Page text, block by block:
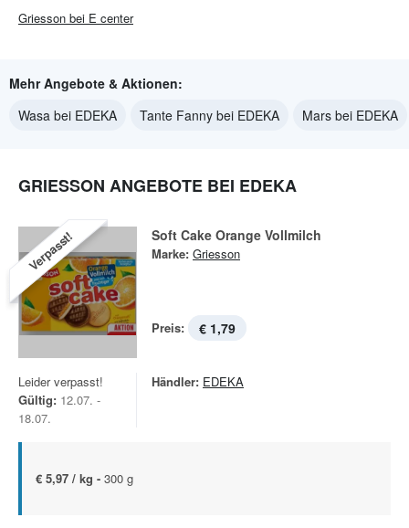
Griesson bei E center
Mehr Angebote & Aktionen:
Wasa bei EDEKA
Tante Fanny bei EDEKA Mars bei EDEKA
GRIESSON ANGEBOTE BEI EDEKA
Verpasst! Soft Cake Orange Vollmilch
Marke: Griesson
Preis: € 1,79
Leider verpasst!
Gültig: 12.07. -
18.07.
Händler: EDEKA
€ 5,97 / kg - 300 g